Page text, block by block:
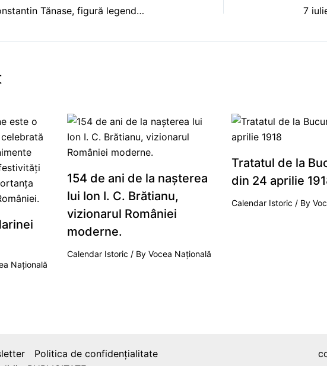
5 iulie 1880: S-a născut Constantin Tănase, figură legendară a teatrului de revistă românesc
Națională
154 de ani de la naşterea
lui Ion I. C. Brătianu,
vizionarul României
moderne.
Calendar Istoric / ByVocea Națională
Tratatul de la
din 24 aprilie
Calendar Istoric / By
Politica de confidențialitate